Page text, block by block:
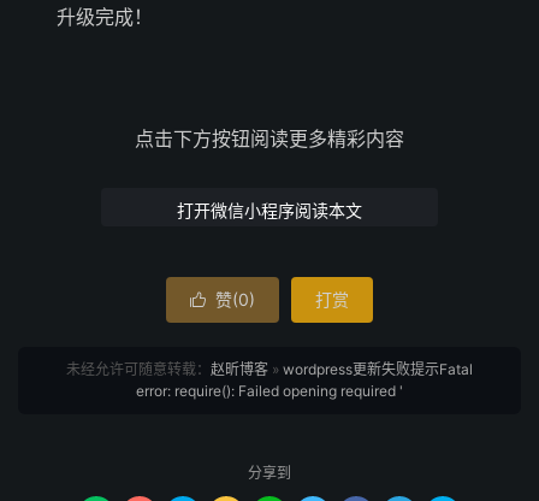
升级完成！
点击下方按钮阅读更多精彩内容
打开微信小程序阅读本文
 赞(0) 打赏
未经允许可随意转载： 赵昕博客 » wordpress更新失败提示Fatal
error: require(): Failed opening required '
分享到